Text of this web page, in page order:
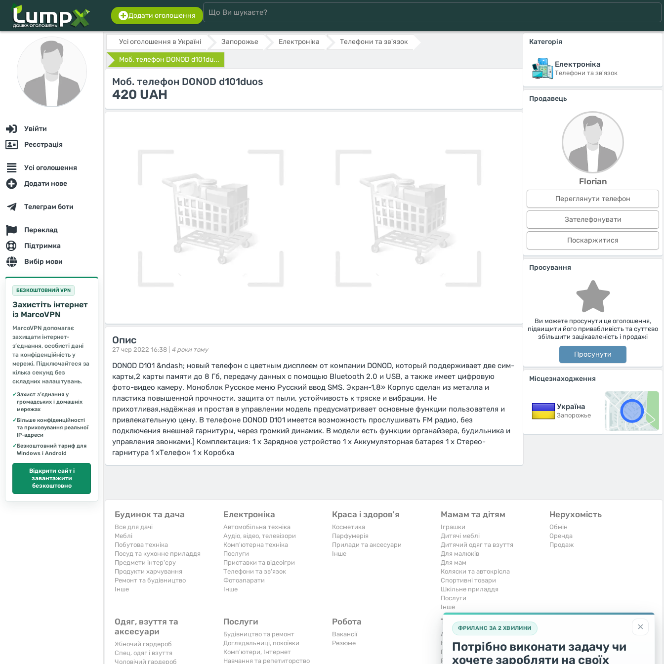
Додати оголошення
Увійти
Реєстрація
Усі оголошення
Додати нове
Телеграм боти
Переклад
Підтримка
Вибір мови
БЕЗКОШТОВНИЙ VPN
Захистіть інтернет
із MarcoVPN
MarcoVPN допомагає
захищати інтернет-
з’єднання, особисті дані
та конфіденційність у
мережі. Підключайтеся за
кілька секунд без
складних налаштувань.
✓Захист з’єднання у
громадських і домашніх
мережах
✓Більше конфіденційності
та приховування реальної
IP-адреси
✓Безкоштовний тариф для
Windows і Android
Відкрити сайт і
завантажити
безкоштовно
Усі оголошення в Україні Запорожье Електроніка Телефони та зв'язок
Моб. телефон DONOD d101du...
Моб. телефон DONOD d101duos
420 UAH
Опис
27 чер 2022 16:38 | 4 роки тому
DONOD D101 &ndash; новый телефон с цветным дисплеем от компании DONOD, который поддерживает две сим-
карты,2 карты памяти до 8 Гб, передачу данных с помощью Bluetooth 2.0 и USB, а также имеет цифровую
фото-видео камеру. Моноблок Русское меню Русский ввод SMS. Экран-1,8» Корпус сделан из металла и
пластика повышенной прочности. защита от пыли, устойчивость к тряске и вибрации, Не
прихотливая,надёжная и простая в управлении модель предусматривает основные функции пользователя и
привлекательную цену. В телефоне DONOD D101 имеется возможность прослушивать FM радио, без
подключения внешней гарнитуры, через громкий динамик. В модели есть функции органайзера, будильника и
управления звонками. ] Комплектация: 1 х Зарядное устройство 1 х Аккумуляторная батарея 1 х Стерео-
гарнитура 1 хТелефон 1 x Коробка
Категорія
Електроніка
Телефони та зв'язок
Продавець
Florian
Переглянути телефон
Зателефонувати
Поскаржитися
Просування
Ви можете просунути це оголошення,
підвищити його привабливість та суттєво
збільшити зацікавленість і продажі
Просунути
Місцезнаходження
Україна
Запорожье
Будинок та дача
Все для дачі
Меблі
Побутова техніка
Посуд та кухонне приладдя
Предмети інтер'єру
Продукти харчування
Ремонт та будівництво
Iнше
Електроніка
Автомобільна техніка
Аудіо, відео, телевізори
Комп'ютерна техніка
Послуги
Приставки та відеоігри
Телефони та зв'язок
Фотоапарати
Iнше
Краса і здоров'я
Косметика
Парфумерія
Прилади та аксесуари
Iнше
Мамам та дітям
Іграшки
Дитячі меблі
Дитячий одяг та взуття
Для малюків
Для мам
Коляски та автокрісла
Спортивні товари
Шкільне приладдя
Послуги
Iнше
Нерухомість
Обмін
Оренда
Продаж
Одяг, взуття та
аксесуари
Жіночий гардероб
Спец. одяг і взуття
Чоловічий гардероб
Послуги
Будівництво та ремонт
Доглядальниці, покоївки
Комп'ютери, Інтернет
Навчання та репетиторство
Робота
Вакансії
Резюме
Тварини та рослини
Акваріумістика
Кішки
Послуги
Рослини та дерева
Запчастини та аксесуари
Комерційний транспорт
Легкові автомобілі
×
ФРИЛАНС ЗА 2 ХВИЛИНИ
Потрібно виконати задачу чи
хочете заробляти на своїх